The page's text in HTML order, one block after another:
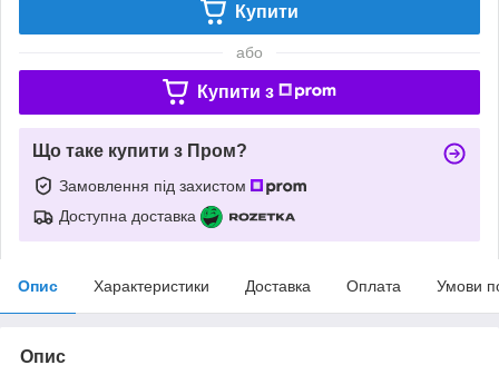
Купити
або
Купити з
Що таке купити з Пром?
Замовлення під захистом
Доступна доставка
Опис Характеристики Доставка Оплата Умови
Опис